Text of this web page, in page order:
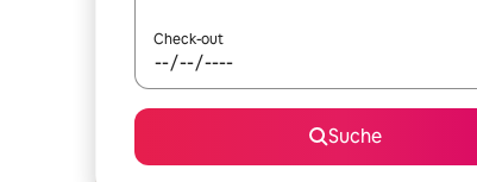
Check-out
Suche